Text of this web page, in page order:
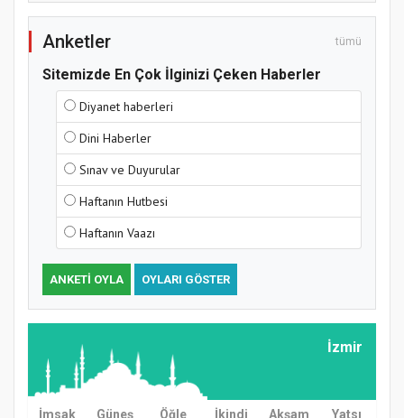
Anketler tümü
Sitemizde En Çok İlginizi Çeken Haberler
Diyanet haberleri
Dini Haberler
Sınav ve Duyurular
Haftanın Hutbesi
Haftanın Vaazı
ANKETI OYLA OYLARI GÖSTER
İzmir
İmsak Güneş Öğle İkindi Akşam Yatsı